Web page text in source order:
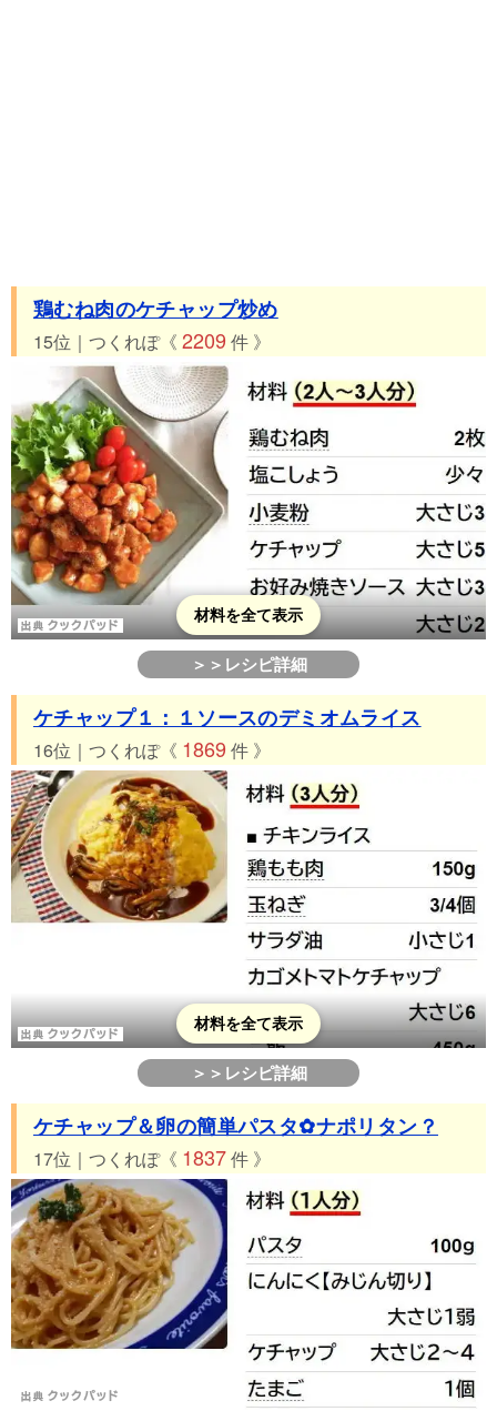
鶏むね肉のケチャップ炒め
15位｜つくれぽ《 2209 件 》
材料を全て表示
＞＞レシピ詳細
ケチャップ１：１ソースのデミオムライス
16位｜つくれぽ《 1869 件 》
材料を全て表示
＞＞レシピ詳細
ケチャップ＆卵の簡単パスタ✿ナポリタン？
17位｜つくれぽ《 1837件 》